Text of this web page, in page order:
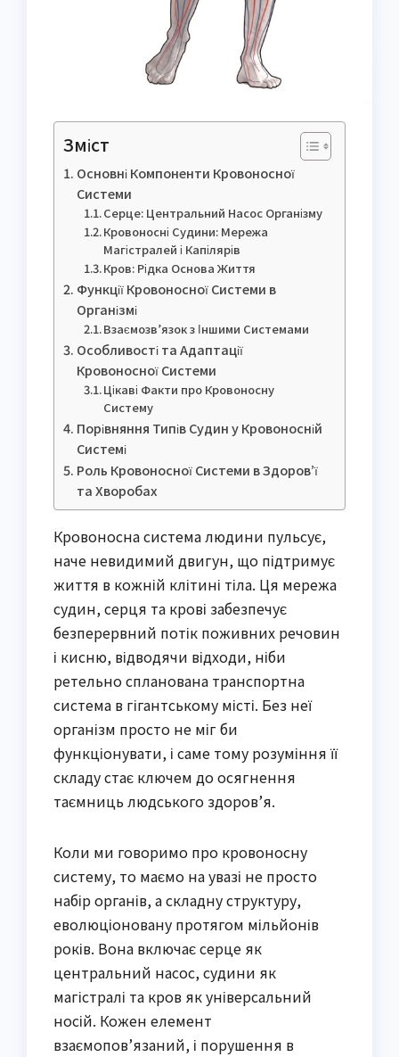
Зміст
Основні Компоненти Кровоносної
Системи
Серце: Центральний Насос Організму
Кровоносні Судини: Мережа
Магістралей і Капілярів
Кров: Рідка Основа Життя
Функції Кровоносної Системи в
Організмі
Взаємозв’язок з Іншими Системами
Особливості та Адаптації
Кровоносної Системи
Цікаві Факти про Кровоносну
Систему
Порівняння Типів Судин у Кровоносній
Системі
Роль Кровоносної Системи в Здоров’ї
та Хворобах
Кровоносна система людини пульсує,
наче невидимий двигун, що підтримує
життя в кожній клітині тіла. Ця мережа
судин, серця та крові забезпечує
безперервний потік поживних речовин
і кисню, відводячи відходи, ніби
ретельно спланована транспортна
система в гігантському місті. Без неї
організм просто не міг би
функціонувати, і саме тому розуміння її
складу стає ключем до осягнення
таємниць людського здоров’я.
Коли ми говоримо про кровоносну
систему, то маємо на увазі не просто
набір органів, а складну структуру,
еволюціоновану протягом мільйонів
років. Вона включає серце як
центральний насос, судини як
магістралі та кров як універсальний
носій. Кожен елемент
взаємопов’язаний, і порушення в